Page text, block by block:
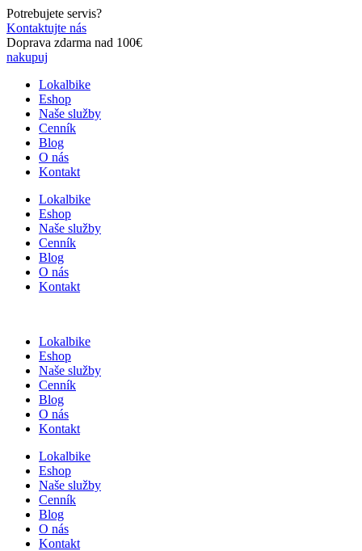
Preskočiť
na
obsah
Potrebujete servis?
Kontaktujte nás
Doprava zdarma nad 100€
nakupuj
Lokalbike
Eshop
Naše služby
Cenník
Blog
O nás
Kontakt
Lokalbike
Eshop
Naše služby
Cenník
Blog
O nás
Kontakt
Lokalbike
Eshop
Naše služby
Cenník
Blog
O nás
Kontakt
Lokalbike
Eshop
Naše služby
Cenník
Blog
O nás
Kontakt